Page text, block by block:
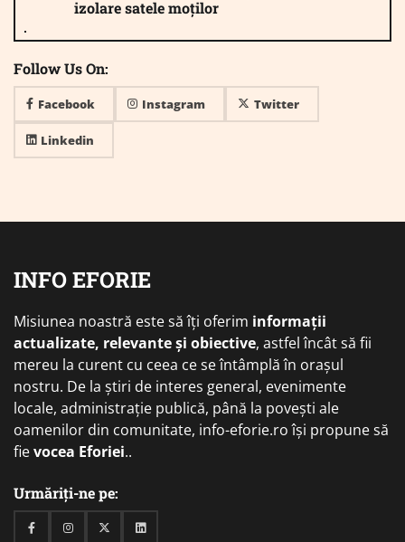
izolare satele moților
Follow Us On:
Facebook Instagram Twitter
Linkedin
INFO EFORIE
Misiunea noastră este să îți oferim informații
actualizate, relevante și obiective, astfel încât să fii
mereu la curent cu ceea ce se întâmplă în orașul
nostru. De la știri de interes general, evenimente
locale, administrație publică, până la povești ale
oamenilor din comunitate, info-eforie.ro își propune să
fievocea Eforiei..
Urmăriți-ne pe:
FacebookInstagramTwitterLinkedin